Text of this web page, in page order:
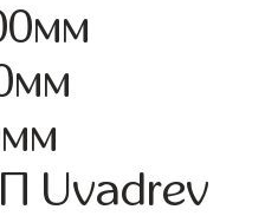
Uvadrev